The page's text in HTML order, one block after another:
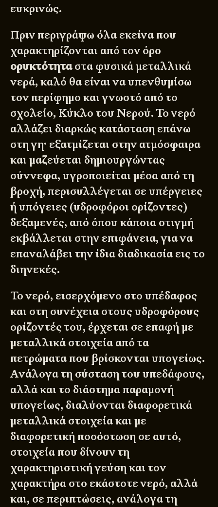
ευκρινώς.
Πριν περιγράψω όλα εκείνα που
χαρακτηρίζονται από τον όρο
ορυκτότηταστα φυσικά μεταλλικά
νερά, καλό θα είναι να υπενθυμίσω
τον περίφημο και γνωστό από το
σχολείο, Κύκλο του Νερού. Το νερό
αλλάζει διαρκώς κατάσταση επάνω
στη γη· εξατμίζεται στην ατμόσφαιρα
και μαζεύεται δημιουργώντας
σύννεφα, υγροποιείται μέσα από τη
βροχή, περισυλλέγεται σε υπέργειες
ή υπόγειες (υδροφόροι ορίζοντες)
δεξαμενές, από όπου κάποια στιγμή
εκβάλλεται στην επιφάνεια, για να
επαναλάβει την ίδια διαδικασία εις το
διηνεκές.
Το νερό, εισερχόμενο στο υπέδαφος
και στη συνέχεια στους υδροφόρους
ορίζοντές του, έρχεται σε επαφή με
μεταλλικά στοιχεία από τα
πετρώματα που βρίσκονται υπογείως.
Ανάλογα τη σύσταση του υπεδάφους,
αλλά και το διάστημα παραμονή
υπογείως, διαλύονται διαφορετικά
μεταλλικά στοιχεία και με
διαφορετική ποσόστωση σε αυτό,
στοιχεία που δίνουν τη
χαρακτηριστική γεύση και τον
χαρακτήρα στο εκάστοτε νερό, αλλά
και, σε περιπτώσεις, ανάλογα τη